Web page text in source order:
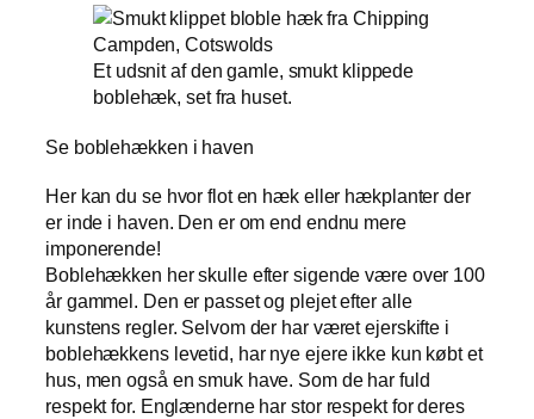
Et udsnit af den gamle, smukt klippede
boblehæk, set fra huset.
Se boblehækken i haven
Her kan du se hvor flot en hæk eller hækplanter der
er inde i haven. Den er om end endnu mere
imponerende!
Boblehækken her skulle efter sigende være over 100
år gammel. Den er passet og plejet efter alle
kunstens regler. Selvom der har været ejerskifte i
boblehækkens levetid, har nye ejere ikke kun købt et
hus, men også en smuk have. Som de har fuld
respekt for. Englænderne har stor respekt for deres